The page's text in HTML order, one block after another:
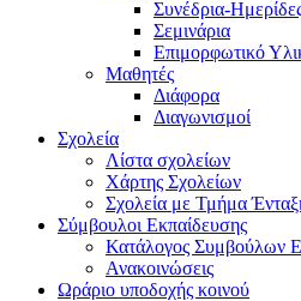
Συνέδρια-
Σεμινάρια
Επιμορφωτικό
Μαθητές
Διάφορα
Διαγωνισμοί
Σχολεία
Λίστα σχολείων
Χάρτης Σχολείων
Σχολεία με Τμήμα
Σύμβουλοι Εκπαίδευσης
Κατάλογος Συμβούλων
Ανακοινώσεις
Ωράριο υποδοχής κοινού